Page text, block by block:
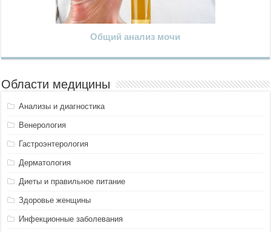
Общий анализ мочи
Области медицины
Анализы и диагностика
Венерология
Гастроэнтерология
Дерматология
Диеты и правильное питание
Здоровье женщины
Инфекционные заболевания